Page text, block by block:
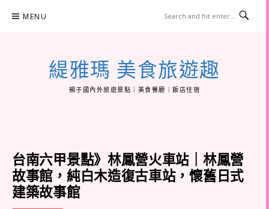
MENU
緹雅瑪 美食旅遊趣
親子國內外旅遊景點｜美食餐廳｜飯店住宿
台南六甲景點》林鳳營火車站｜林鳳營
故事館，純白木造復古車站，懷舊日式
建築故事館